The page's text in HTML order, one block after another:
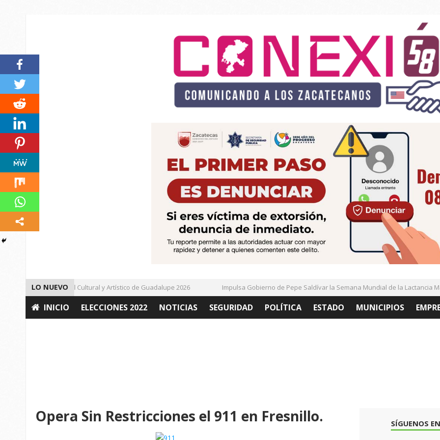
LO NUEVO
Da inicio el Festival Cultural y Artístico de Guadalupe 2026 Impulsa Gobierno de Pepe Saldívar la Semana Mundial de la Lactancia
INICIO ELECCIONES 2022 NOTICIAS SEGURIDAD POLÍTICA ESTADO MUNICIPIOS
Opera Sin Restricciones el 911 en Fresnillo. SÍGUENOS